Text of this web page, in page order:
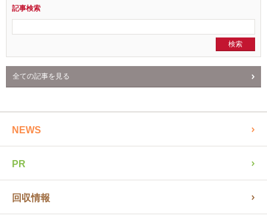
記事検索
全ての記事を見る
NEWS
PR
回収情報